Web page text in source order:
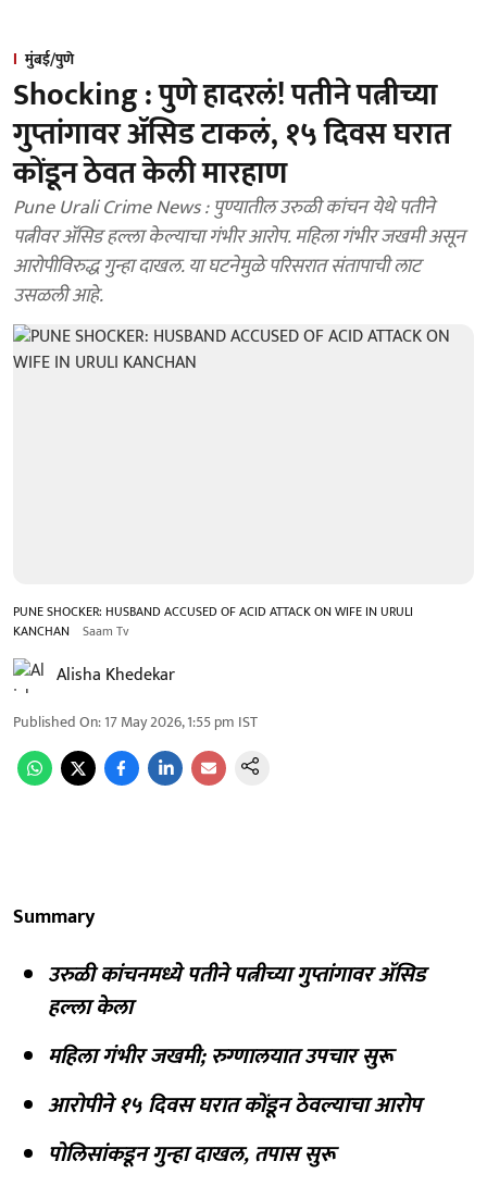
मुंबई/पुणे
Shocking : पुणे हादरलं! पतीने पत्नीच्या
गुप्तांगावर ॲसिड टाकलं, १५ दिवस घरात
कोंडून ठेवत केली मारहाण
Pune Urali Crime News : पुण्यातील उरुळी कांचन येथे पतीने
पत्नीवर ॲसिड हल्ला केल्याचा गंभीर आरोप. महिला गंभीर जखमी असून
आरोपीविरुद्ध गुन्हा दाखल. या घटनेमुळे परिसरात संतापाची लाट
उसळली आहे.
PUNE SHOCKER: HUSBAND ACCUSED OF ACID ATTACK ON WIFE IN URULI
KANCHAN Saam Tv
Alisha Khedekar
Published On:17 May 2026, 1:55 pm IST
Summary
उरुळी कांचनमध्ये पतीने पत्नीच्या गुप्तांगावर ॲसिड
हल्ला केला
महिला गंभीर जखमी; रुग्णालयात उपचार सुरू
आरोपीने १५ दिवस घरात कोंडून ठेवल्याचा आरोप
पोलिसांकडून गुन्हा दाखल, तपास सुरू